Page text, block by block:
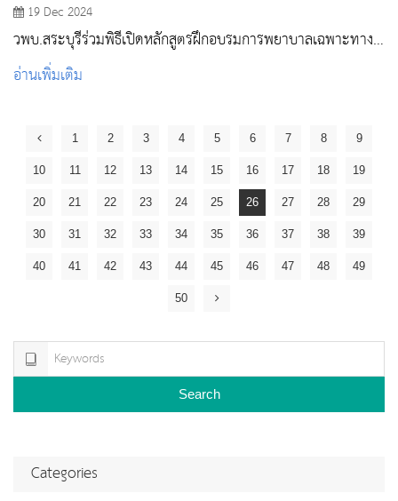
19 Dec 2024
วพบ.สระบุรีร่วมพิธีเปิดหลักสูตรฝึกอบรมการพยาบาลเฉพาะทาง
รูปแบบ Post Baccalaureate Residency Training ณ โรง
พยาบาลสระบุรี
อ่านเพิ่มเติม
1 2 3 4 5 6 7 8 9
10 11 12 13 14 15 16 17 18 19
20 21 22 23 24 25 26 27 28 29
30 31 32 33 34 35 36 37 38 39
40 41 42 43 44 45 46 47 48 49
50
Search
Categories